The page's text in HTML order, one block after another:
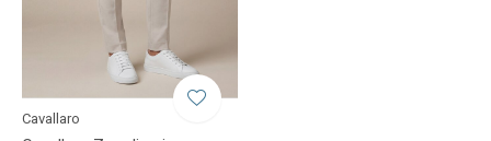
Cavallaro